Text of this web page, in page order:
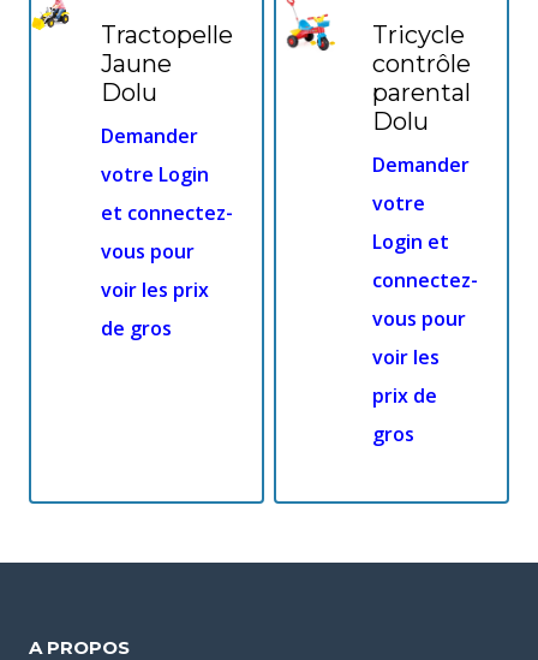
Tractopelle
Jaune
Dolu
Demander
votre Login
et connectez-
vous pour
voir les prix
de gros
Tricycle
contrôle
parental
Dolu
Demander
votre
Login et
connectez-
vous pour
voir les
prix de
gros
A PROPOS